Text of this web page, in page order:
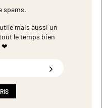
spams.
mais aussi un
le temps bien
❤